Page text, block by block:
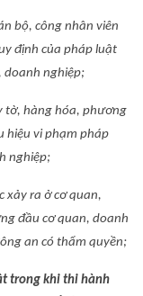
bộ, công nhân viên
định của pháp luật
doanh nghiệp;
tờ, hàng hóa, phương
hiệu vi phạm pháp
nghiệp;
xảy ra ở cơ quan,
đầu cơ quan, doanh
an có thẩm quyền;
trong khi thi hành